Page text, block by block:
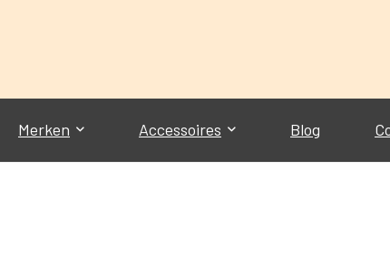
Merken Accessoires Blog